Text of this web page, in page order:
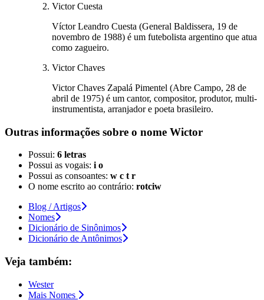
Victor Cuesta
Víctor Leandro Cuesta (General Baldissera, 19 de
novembro de 1988) é um futebolista argentino que atua
como zagueiro.
Victor Chaves
Victor Chaves Zapalá Pimentel (Abre Campo, 28 de
abril de 1975) é um cantor, compositor, produtor, multi-
instrumentista, arranjador e poeta brasileiro.
Outras informações sobre o nome Wictor
Possui: 6 letras
Possui as vogais: i o
Possui as consoantes: w c t r
O nome escrito ao contrário: rotciw
Blog / Artigos
Nomes
Dicionário de Sinônimos
Dicionário de Antônimos
Veja também:
Wester
Mais Nomes